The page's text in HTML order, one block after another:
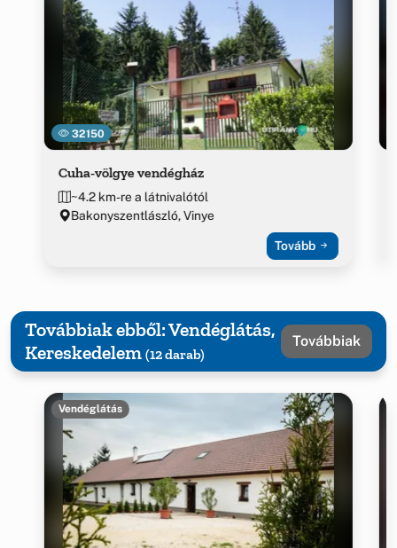
32150
Cuha-völgye vendégház
~4.2 km-re a látnivalótól
Bakonyszentlászló, Vinye
Tovább
Továbbiak ebből: Vendéglátás,
Kereskedelem (12 darab)
Továbbiak
Vendéglátás